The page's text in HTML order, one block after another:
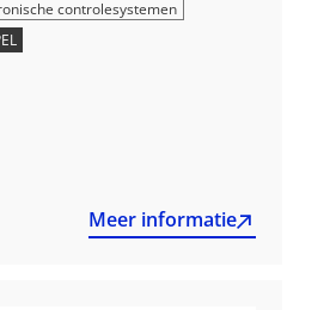
controlesystemen
Meer informatie